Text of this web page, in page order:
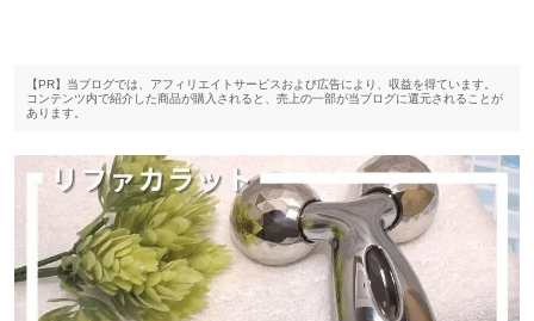
【PR】当ブログでは、アフィリエイトサービスおよび広告により、収益を得ています。
コンテンツ内で紹介した商品が購入されると、売上の一部が当ブログに還元されることが
あります。